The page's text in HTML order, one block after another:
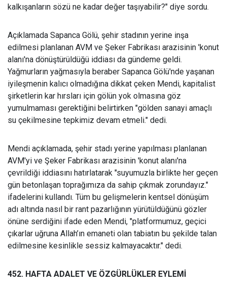
kalkışanların sözü ne kadar değer taşıyabilir?" diye sordu.
Açıklamada Sapanca Gölü, şehir stadının yerine inşa
edilmesi planlanan AVM ve Şeker Fabrikası arazisinin 'konut
alanı'na dönüştürüldüğü iddiası da gündeme geldi.
Yağmurların yağmasıyla beraber Sapanca Gölü'nde yaşanan
iyileşmenin kalıcı olmadığına dikkat çeken Mendi, kapitalist
şirketlerin kar hırsları için gölün yok olmasına göz
yumulmaması gerektiğini belirtirken "gölden sanayi amaçlı
su çekilmesine tepkimiz devam etmeli." dedi.
Mendi açıklamada, şehir stadı yerine yapılması planlanan
AVM'yi ve Şeker Fabrikası arazisinin 'konut alanı'na
çevrildiği iddiasını hatırlatarak "suyumuzla birlikte her geçen
gün betonlaşan toprağımıza da sahip çıkmak zorundayız."
ifadelerini kullandı. Tüm bu gelişmelerin kentsel dönüşüm
adı altında nasıl bir rant pazarlığının yürütüldüğünü gözler
önüne serdiğini ifade eden Mendi, "platformumuz, geçici
çıkarlar uğruna Allah’ın emaneti olan tabiatın bu şekilde talan
edilmesine kesinlikle sessiz kalmayacaktır." dedi.
452. HAFTA ADALET VE ÖZGÜRLÜKLER EYLEMİ